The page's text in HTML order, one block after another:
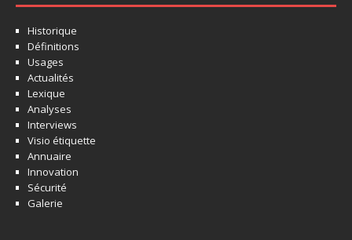
Historique
Définitions
Usages
Actualités
Lexique
Analyses
Interviews
Visio étiquette
Annuaire
Innovation
Sécurité
Galerie